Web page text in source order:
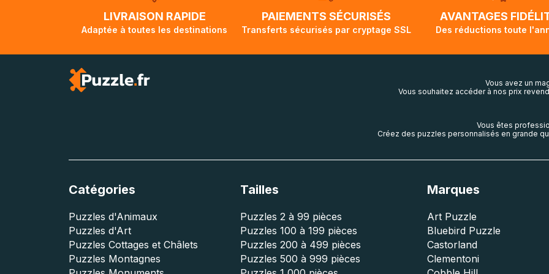
lorsque votre colis aura touché terre.
LIVRAISON RAPIDE
Adaptée à toutes les destinations
PAIEMENTS SÉCURISÉS
Transferts sécurisés par cryptage SSL
AVANTAGES
Des réductions toute
Vous avez un
Vous souhaitez accéder à nos prix
Vous êtes
Créez des puzzles personnalisés en grande
Catégories
Puzzles d'Animaux
Puzzles d'Art
Puzzles Cottages et Châlets
Puzzles Montagnes
Tailles
Puzzles 2 à 99 pièces
Puzzles 100 à 199 pièces
Puzzles 200 à 499 pièces
Puzzles 500 à 999 pièces
Marques
Art Puzzle
Bluebird Puzzle
Castorland
Clementoni